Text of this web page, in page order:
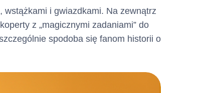
w
karcie
i gwiazdkami. Na zewnątrz
z „magicznymi zadaniami” do
spodoba się fanom historii o